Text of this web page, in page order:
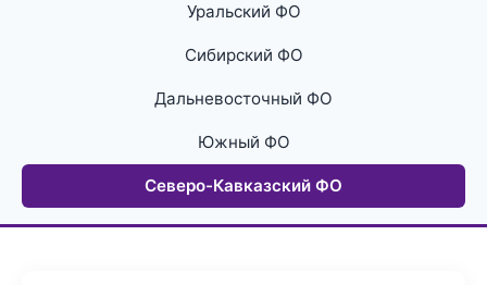
Уральский ФО
Сибирский ФО
Дальневосточный ФО
Южный ФО
Северо-Кавказский ФО